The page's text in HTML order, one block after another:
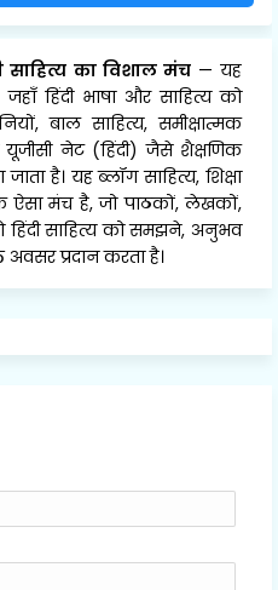
साहित्य का विशाल मंच — यह
हिंदी भाषा और साहित्य को
बाल साहित्य, समीक्षात्मक
नेट (हिंदी) जैसे शैक्षणिक
है। यह ब्लॉग साहित्य, शिक्षा
ऐसा मंच है, जो पाठकों, लेखकों,
को हिंदी साहित्य को समझने, अनुभव
प्रदान करता है।